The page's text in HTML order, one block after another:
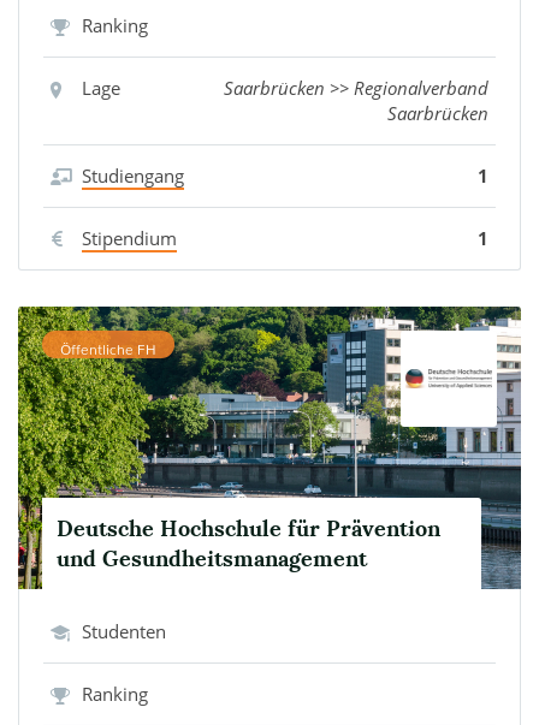
Ranking
Lage
Saarbrücken >> Regionalverband
Saarbrücken
Studiengang 1
Stipendium 1
Öffentliche FH
Deutsche Hochschule für Prävention
und Gesundheitsmanagement
Studenten
Ranking